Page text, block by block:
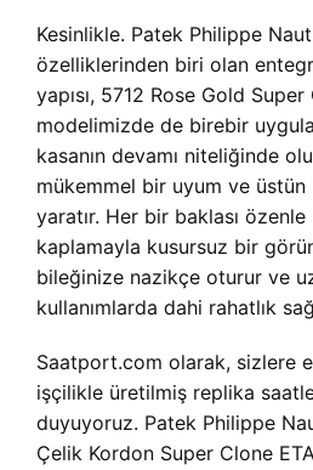
Kesinlikle. Patek Philippe
özelliklerinden biri olan
yapısı, 5712 Rose Gold
modelimizde de birebir
kasanın devamı niteliğinde
mükemmel bir uyum ve
yaratır. Her bir baklası
kaplamayla kusursuz bir
bileğinize nazikçe oturur ve
kullanımlarda dahi rahatlık
Saatport.com olarak, sizlere
işçilikle üretilmiş replika
duyuyoruz. Patek Philippe
Çelik Kordon Super Clone